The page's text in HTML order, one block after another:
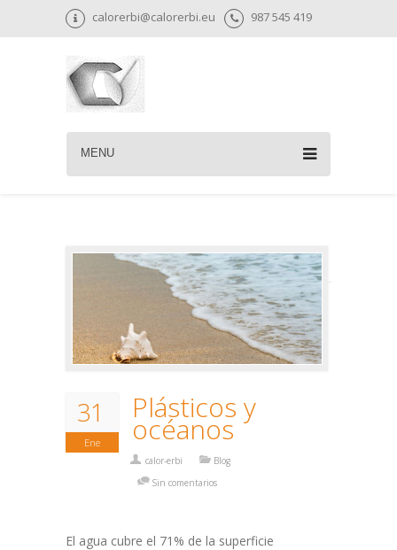
calorerbi@calorerbi.eu 987 545 419
MENU
31
Ene
Plásticos y
océanos
calor-erbi
Blog
Sin comentarios
El agua cubre el 71% de la superficie